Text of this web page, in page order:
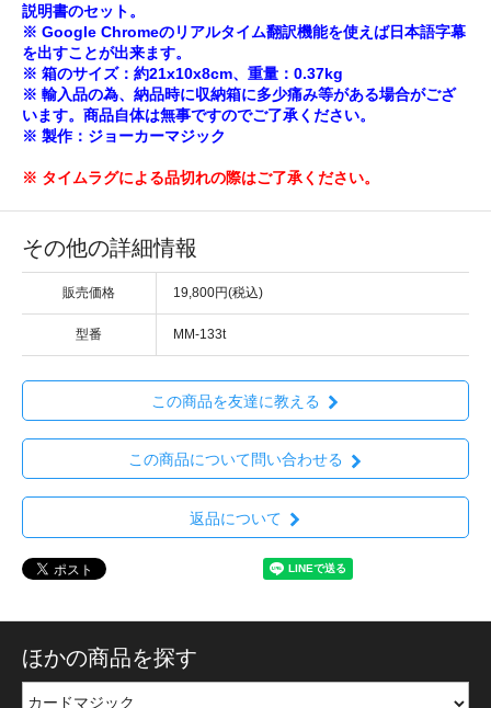
説明書のセット。
※ Google Chromeのリアルタイム翻訳機能を使えば日本語字幕
を出すことが出来ます。
※ 箱のサイズ：約21x10x8cm、重量：0.37kg
※ 輸入品の為、納品時に収納箱に多少痛み等がある場合がござ
います。商品自体は無事ですのでご了承ください。
※ 製作：ジョーカーマジック
※ タイムラグによる品切れの際はご了承ください。
その他の詳細情報
販売価格 19,800円(税込)
型番 MM-133t
この商品を友達に教える
この商品について問い合わせる
返品について
ほかの商品を探す